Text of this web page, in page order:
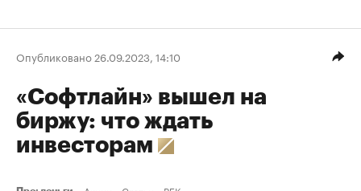
Опубликовано 26.09.2023, 14:10
«Софтлайн» вышел на
биржу: что ждать
инвесторам